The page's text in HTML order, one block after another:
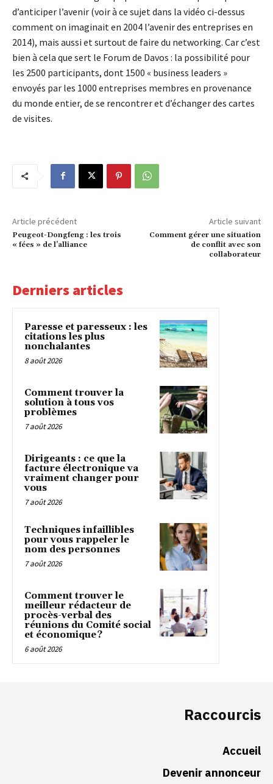
d’anticiper l’avenir (voir à ce sujet dans la vidéo ci-dessus
comment on imaginait en 2004 l’avenir des entreprises en
2014), mais aussi et surtout de faire du networking. Car c’est
bien à cela que sert le Forum de Davos : la possibilité pour
les 2500 participants, dont 1500 « business leaders »
envoyés par les 1000 entreprises membres en provenance
du monde entier, de se rencontrer et d’échanger des cartes
de visites.
Article précédent
Peugeot-Dongfeng : les trois
« fées » de l’alliance
Article suivant
Comment gérer une situation
de conflit avec son
collaborateur
Derniers articles
Paresse et paresseux : les
citations les plus
nonchalantes
8 août 2026
Comment trouver la
solution à tous vos
problèmes
7 août 2026
Dirigeants : ce que la
facture électronique va
vraiment changer pour
vous
7 août 2026
Techniques infaillibles
pour vous rappeler le
nom des personnes
7 août 2026
Comment trouver le
meilleur rédacteur de
procès-verbal des
réunions du Comité social
et économique ?
6 août 2026
Raccourcis
Accueil
Devenir annonceur